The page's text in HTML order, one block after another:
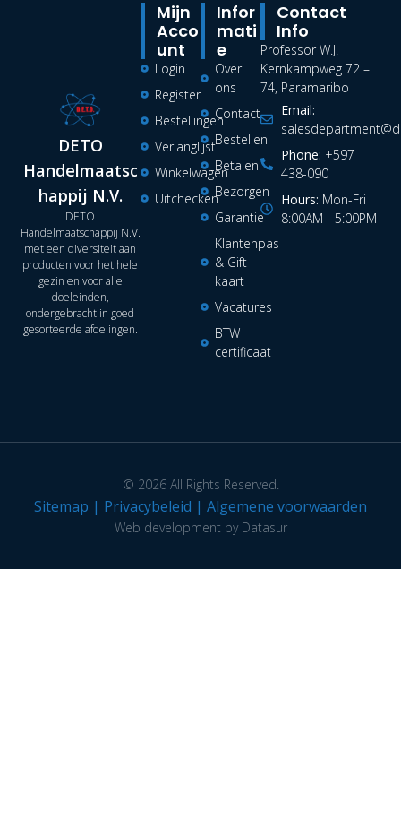
DETO
Handelmaatsc
happij N.V.
DETO
Handelmaatschappij N.V.
met een diversiteit aan
producten voor het hele
gezin en voor alle
doeleinden,
ondergebracht in goed
gesorteerde afdelingen.
Infor
Mati
E
Over
ons
Contact
Bestellen
Betalen
Bezorgen
Garantie
Klantenpas
& Gift
kaart
Vacatures
BTW
certificaat
Mijn
Acco
Unt
Login
Register
Bestellingen
Verlanglijst
Winkelwagen
Uitchecken
Contact
Info
Professor W.J.
Kernkampweg 72 –
74, Paramaribo
Email:
Phone: +597
438-090
Hours: Mon-Fri
8:00AM - 5:00PM
© 2026 All Rights Reserved.
Sitemap | Privacybeleid | Algemene voorwaarden
Web development by Datasur